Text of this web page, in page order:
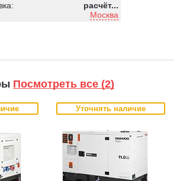
расчёт...
Москва
Посмотреть все (2)
Уточнять наличие